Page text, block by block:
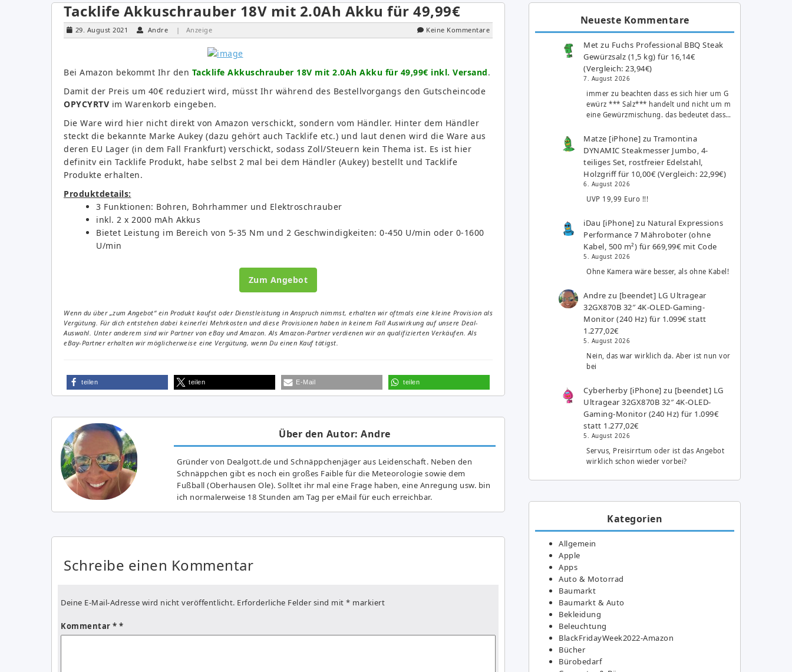
Tacklife Akkuschrauber 18V mit 2.0Ah Akku für 49,99€
29. August 2021 Andre | Anzeige Keine Kommentare
Bei Amazon bekommt Ihr den Tacklife Akkuschrauber 18V mit 2.0Ah Akku für 49,99€ inkl. Versand.
Damit der Preis um 40€ reduziert wird, müsst Ihr während des Bestellvorgangs den Gutscheincode
OPYCYRTV im Warenkorb eingeben.
Die Ware wird hier nicht direkt von Amazon verschickt, sondern vom Händler. Hinter dem Händler
steckt die bekannte Marke Aukey (dazu gehört auch Tacklife etc.) und laut denen wird die Ware aus
deren EU Lager (in dem Fall Frankfurt) verschickt, sodass Zoll/Steuern kein Thema ist. Es ist hier
definitv ein Tacklife Produkt, habe selbst 2 mal bei dem Händler (Aukey) bestellt und Tacklife
Produkte erhalten.
Produktdetails:
3 Funktionen: Bohren, Bohrhammer und Elektroschrauber
inkl. 2 x 2000 mAh Akkus
Bietet Leistung im Bereich von 5-35 Nm und 2 Geschwindigkeiten: 0-450 U/min oder 0-1600
U/min
Zum Angebot
Wenn du über „zum Angebot“ ein Produkt kaufst oder Dienstleistung in Anspruch nimmst, erhalten wir oftmals eine kleine Provision als
Vergütung. Für dich entstehen dabei keinerlei Mehrkosten und diese Provisionen haben in keinem Fall Auswirkung auf unsere Deal-
Auswahl. Unter anderem sind wir Partner von eBay und Amazon. Als Amazon-Partner verdienen wir an qualifizierten Verkäufen. Als
eBay-Partner erhalten wir möglicherweise eine Vergütung, wenn Du einen Kauf tätigst.
teilen teilen E-Mail teilen
Über den Autor: Andre
Gründer von Dealgott.de und Schnäppchenjäger aus Leidenschaft. Neben den
Schnäppchen gibt es noch ein großes Fai­ble für die Meteorologie sowie dem
Fußball (Oberhausen Ole). Solltet ihr mal eine Frage haben, eine Anregung usw. bin
ich normalerweise 18 Stunden am Tag per eMail für euch erreichbar.
Schreibe einen Kommentar
Deine E-Mail-Adresse wird nicht veröffentlicht. Erforderliche Felder sind mit * markiert
Kommentar *
Neueste Kommentare
Met zu Fuchs Professional BBQ Steak
Gewürzsalz (1,5 kg) für 16,14€
(Vergleich: 23,94€)
7. August 2026
immer zu beachten dass es sich hier um G
ewürz *** Salz*** handelt und nicht um m
eine Gewürzmischung. das bedeutet dass…
Matze [iPhone] zuTramontina
DYNAMIC Steakmesser Jumbo, 4-
teiliges Set, rostfreier Edelstahl,
Holzgriff für 10,00€ (Vergleich: 22,99€)
6. August 2026
UVP 19,99 Euro !!!
iDau [iPhone] zu Natural Expressions
Performance 7 Mähroboter (ohne
Kabel, 500 m²) für 669,99€ mit Code
5. August 2026
Ohne Kamera wäre besser, als ohne Kabel!
Andre zu [beendet] LG Ultragear
32GX870B 32″ 4K-OLED-Gaming-
Monitor (240 Hz) für 1.099€ statt
1.277,02€
5. August 2026
Nein, das war wirklich da. Aber ist nun vor
bei
Cyberherby [iPhone] zu [beendet] LG
Ultragear 32GX870B 32″ 4K-OLED-
Gaming-Monitor (240 Hz) für 1.099€
statt 1.277,02€
5. August 2026
Servus, Preisirrtum oder ist das Angebot
wirklich schon wieder vorbei?
Kategorien
Allgemein
Apple
Apps
Auto & Motorrad
Baumarkt
Baumarkt & Auto
Bekleidung
Beleuchtung
BlackFridayWeek2022-Amazon
Bücher
Bürobedarf